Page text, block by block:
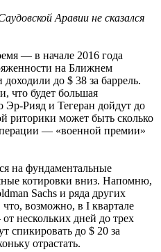
Аравии не сказался
— в начале 2016 года
на Ближнем
доходили до $ 38 за баррель.
что будет большая
Рияд и Тегеран дойдут до
риторики может быть сколько
— «военной премии»
на фундаментальные
котировки вниз. Напомню,
Sachs и ряда других
возможно, в I квартале
нескольких дней до трех
спикировать до $ 20 за
отрастать.